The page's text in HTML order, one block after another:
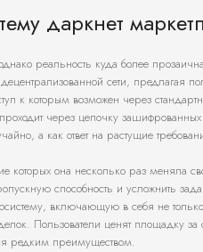
даркнет
реальность куда более
сети, предлагая
к которым возможен через
через цепочку
а как ответ на растущие
которых она несколько раз меняла
способность и усложнить
включающую в себя не
Пользователи ценят площадку за
редким преимуществом.